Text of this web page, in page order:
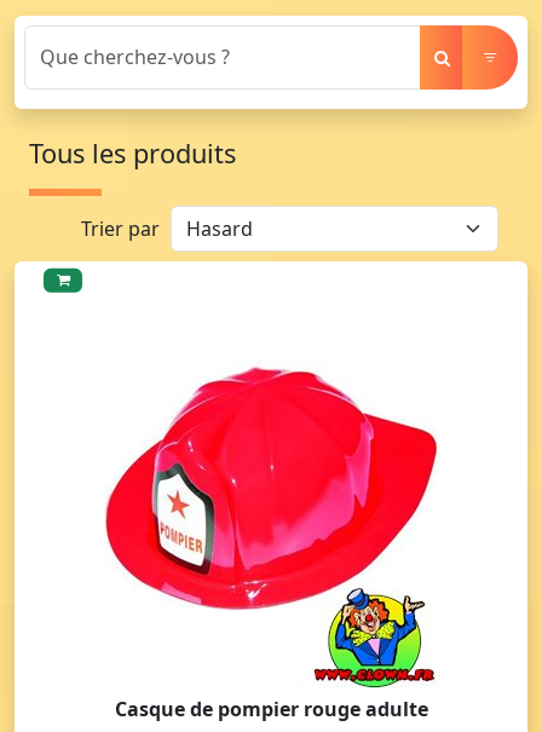
Tous les produits
Trier par
Casque de pompier rouge adulte